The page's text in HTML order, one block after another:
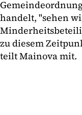
handelt, "sehen
zu diesem
teilt Mainova mit.